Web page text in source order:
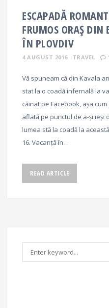
ESCAPADĂ
FRUMOS ORAȘ
ÎN PLOVDIV
4 AUGUST 2016 TRAVEL
Vă spuneam că din Kavala
stat la o coadă infernală la
căinat pe Facebook, așa
aflată pe punctul de a-și ieși
lumea stă la coadă la
16. Vacanță în…
READ ARTICLE